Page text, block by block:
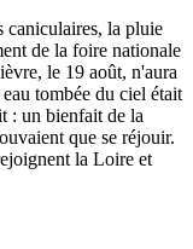
caniculaires, la pluie
de la foire nationale
le 19 août, n'aura
tombée du ciel était
: un bienfait de la
que se réjouir.
la Loire et